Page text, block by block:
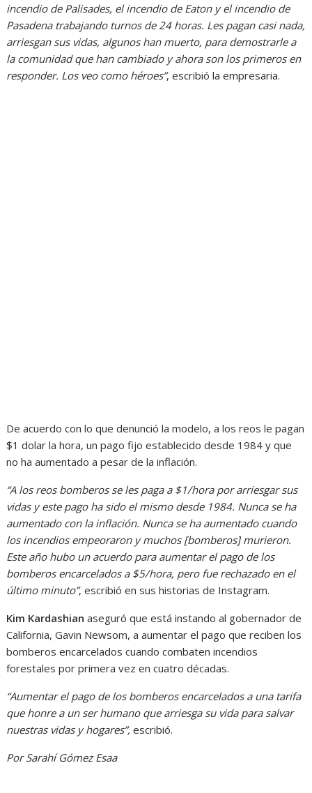
incendio de Palisades, el incendio de Eaton y el incendio de
Pasadena trabajando turnos de 24 horas. Les pagan casi nada,
arriesgan sus vidas, algunos han muerto, para demostrarle a
la comunidad que han cambiado y ahora son los primeros en
responder. Los veo como héroes”, escribió la empresaria.
De acuerdo con lo que denunció la modelo, a los reos le pagan
$1 dolar la hora, un pago fijo establecido desde 1984 y que
no ha aumentado a pesar de la inflación.
“A los reos bomberos se les paga a $1/hora por arriesgar sus
vidas y este pago ha sido el mismo desde 1984. Nunca se ha
aumentado con la inflación. Nunca se ha aumentado cuando
los incendios empeoraron y muchos [bomberos] murieron.
Este año hubo un acuerdo para aumentar el pago de los
bomberos encarcelados a $5/hora, pero fue rechazado en el
último minuto”, escribió en sus historias de Instagram.
Kim Kardashian aseguró que está instando al gobernador de
California, Gavin Newsom, a aumentar el pago que reciben los
bomberos encarcelados cuando combaten incendios
forestales por primera vez en cuatro décadas.
“Aumentar el pago de los bomberos encarcelados a una tarifa
que honre a un ser humano que arriesga su vida para salvar
nuestras vidas y hogares”, escribió.
Por Sarahí Gómez Esaa